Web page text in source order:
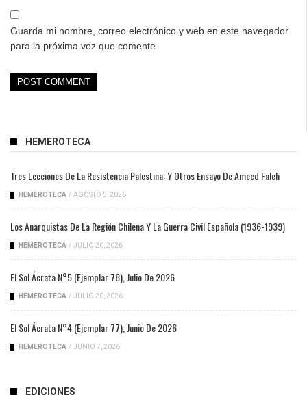
Guarda mi nombre, correo electrónico y web en este navegador
para la próxima vez que comente.
HEMEROTECA
Tres Lecciones De La Resistencia Palestina: Y Otros Ensayo De Ameed Faleh
HEMEROTECA / AGOSTO 5, 2026
Los Anarquistas De La Región Chilena Y La Guerra Civil Española (1936-1939)
HEMEROTECA / JULIO 20, 2026
El Sol Ácrata N°5 (ejemplar 78), Julio De 2026
HEMEROTECA / JULIO 20, 2026
El Sol Ácrata N°4 (ejemplar 77), Junio De 2026
HEMEROTECA / JUNIO 7, 2026
EDICIONES